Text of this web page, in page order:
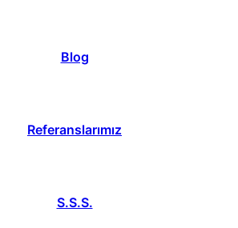
Blog
Referanslarımız
S.S.S.